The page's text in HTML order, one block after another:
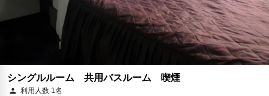
シングルルーム 共用バスルーム 喫煙
利用人数 1名